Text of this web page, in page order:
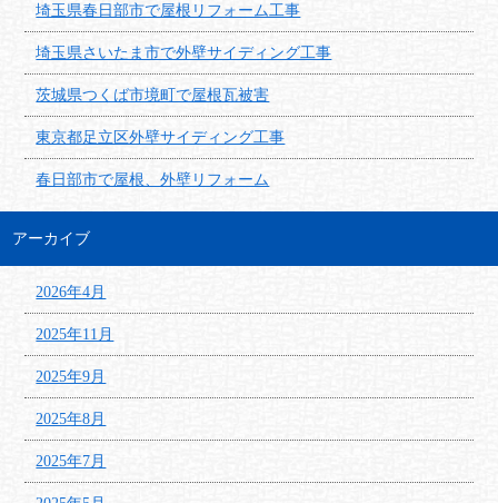
埼玉県春日部市で屋根リフォーム工事
埼玉県さいたま市で外壁サイディング工事
茨城県つくば市境町で屋根瓦被害
東京都足立区外壁サイディング工事
春日部市で屋根、外壁リフォーム
アーカイブ
2026年4月
2025年11月
2025年9月
2025年8月
2025年7月